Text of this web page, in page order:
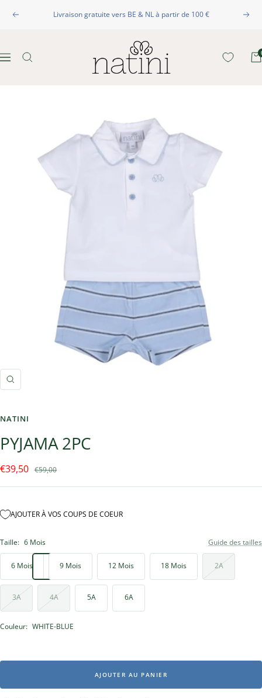
Précédent Livraison gratuite vers BE & NL à partir de 100 €
Navigation
Zoom
NATINI
PYJAMA 2PC
Prix
de
€39,50 Prix
€59,00
AJOUTER À VOS COUPS DE COEUR
Taille: 6 Mois Guide des tailles
6 Mois 9 Mois 12 Mois 18 Mois 2A
3A 4A 5A 6A
Couleur: WHITE-BLUE
AJOUTER AU PANIER